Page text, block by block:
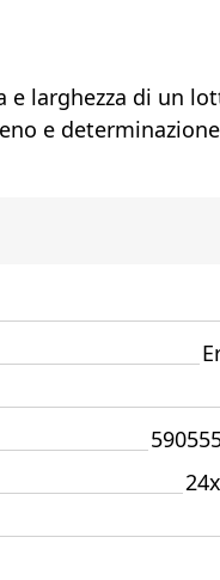
e larghezza di un
e